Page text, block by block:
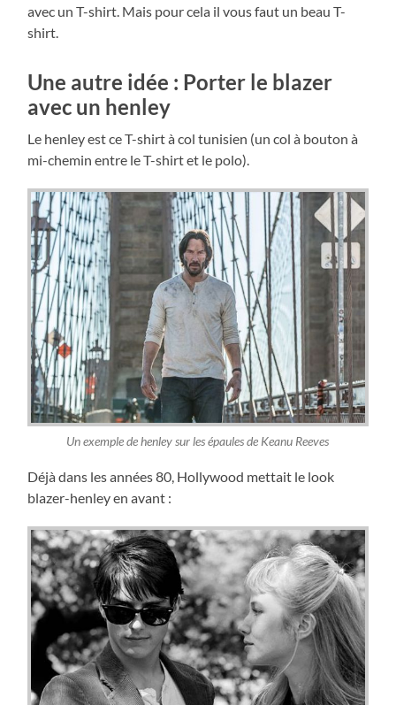
avec un T-shirt. Mais pour cela il vous faut un beau T-
shirt.
Une autre idée : Porter le blazer
avec un henley
Le henley est ce T-shirt à col tunisien (un col à bouton à
mi-chemin entre le T-shirt et le polo).
Un exemple de henley sur les épaules de Keanu Reeves
Déjà dans les années 80, Hollywood mettait le look
blazer-henley en avant :